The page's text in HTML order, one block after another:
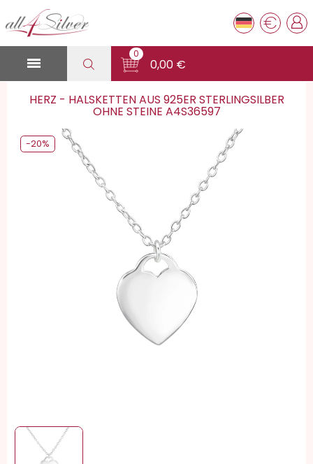
€

0
0,00 €
HERZ - HALSKETTEN AUS 925ER STERLINGSILBER
OHNE STEINE A4S36597
-20%